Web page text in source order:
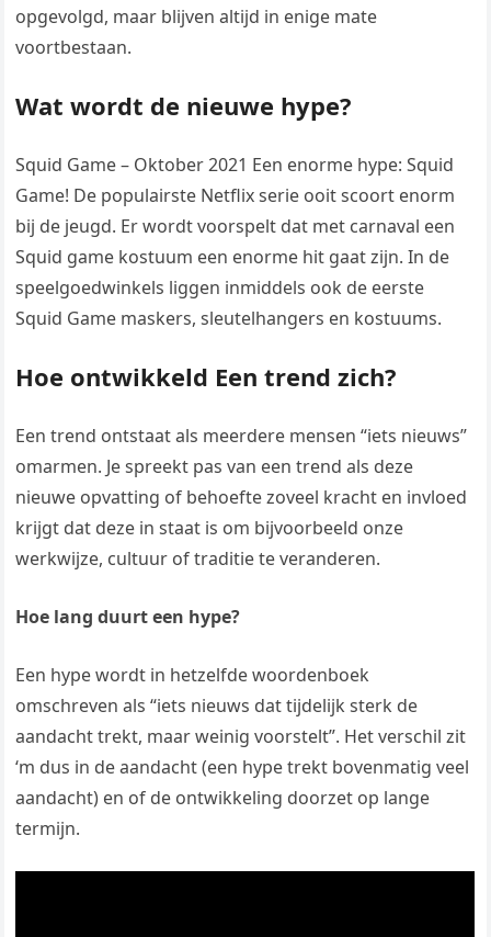
opgevolgd, maar blijven altijd in enige mate
voortbestaan.
Wat wordt de nieuwe hype?
Squid Game – Oktober 2021 Een enorme hype: Squid
Game! De populairste Netflix serie ooit scoort enorm
bij de jeugd. Er wordt voorspelt dat met carnaval een
Squid game kostuum een enorme hit gaat zijn. In de
speelgoedwinkels liggen inmiddels ook de eerste
Squid Game maskers, sleutelhangers en kostuums.
Hoe ontwikkeld Een trend zich?
Een trend ontstaat als meerdere mensen “iets nieuws”
omarmen. Je spreekt pas van een trend als deze
nieuwe opvatting of behoefte zoveel kracht en invloed
krijgt dat deze in staat is om bijvoorbeeld onze
werkwijze, cultuur of traditie te veranderen.
Hoe lang duurt een hype?
Een hype wordt in hetzelfde woordenboek
omschreven als “iets nieuws dat tijdelijk sterk de
aandacht trekt, maar weinig voorstelt”. Het verschil zit
‘m dus in de aandacht (een hype trekt bovenmatig veel
aandacht) en of de ontwikkeling doorzet op lange
termijn.